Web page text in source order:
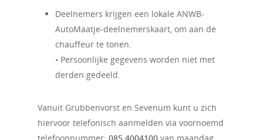
Deelnemers krijgen een lokale ANWB-
AutoMaatje-deelnemerskaart, om aan de
chauffeur te tonen.
• Persoonlijke gegevens worden niet met
derden gedeeld.
Vanuit Grubbenvorst en Sevenum kunt u zich
hiervoor telefonisch aanmelden via voornoemd
Sjoelen
Rummikub
Dansmiddag
INFO-blad en ’t Klökske
Klusteam